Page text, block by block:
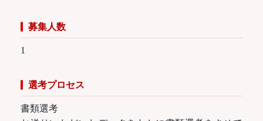
募集人数
1
選考プロセス
書類選考